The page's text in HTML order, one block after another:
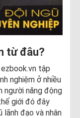
từ đâu?
tập
nghiệm ở nhiều
người năng động
giới đó đây
lãnh đạo và nhân